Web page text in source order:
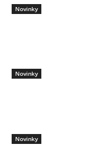
Novinky
Novinky
Novinky